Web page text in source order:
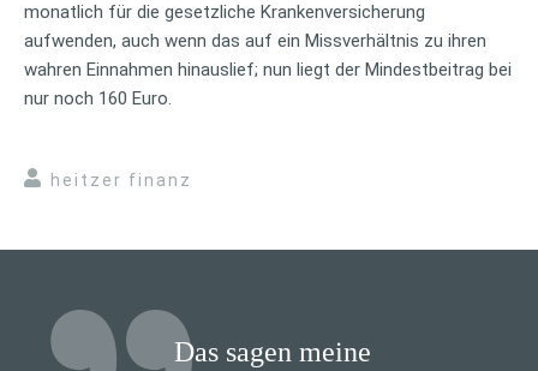
monatlich für die gesetzliche Krankenversicherung
aufwenden, auch wenn das auf ein Missverhältnis zu ihren
wahren Einnahmen hinauslief; nun liegt der Mindestbeitrag bei
nur noch 160 Euro.
heitzer finanz
Das sagen meine